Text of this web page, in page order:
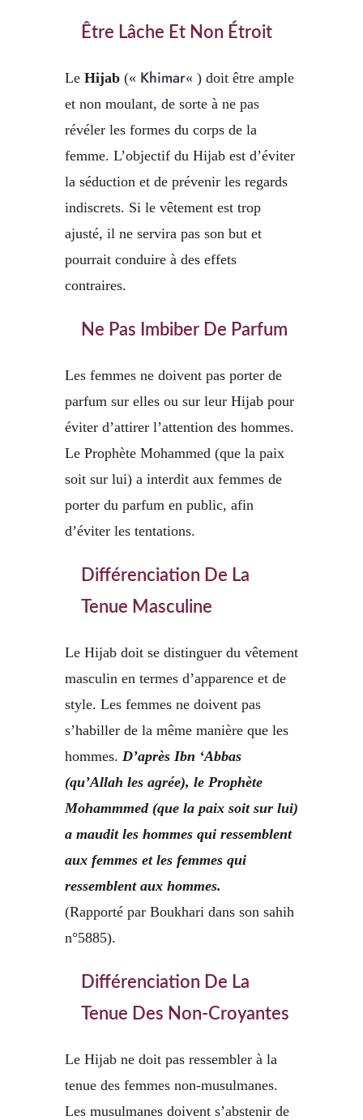
Être Lâche Et Non Étroit
Le Hijab (« Khimar« ) doit être ample
et non moulant, de sorte à ne pas
révéler les formes du corps de la
femme. L’objectif du Hijab est d’éviter
la séduction et de prévenir les regards
indiscrets. Si le vêtement est trop
ajusté, il ne servira pas son but et
pourrait conduire à des effets
contraires.
Ne Pas Imbiber De Parfum
Les femmes ne doivent pas porter de
parfum sur elles ou sur leur Hijab pour
éviter d’attirer l’attention des hommes.
Le Prophète Mohammed (que la paix
soit sur lui) a interdit aux femmes de
porter du parfum en public, afin
d’éviter les tentations.
Différenciation De La
Tenue Masculine
Le Hijab doit se distinguer du vêtement
masculin en termes d’apparence et de
style. Les femmes ne doivent pas
s’habiller de la même manière que les
hommes. D’après Ibn ‘Abbas
(qu’Allah les agrée), le Prophète
Mohammmed (que la paix soit sur lui)
a maudit les hommes qui ressemblent
aux femmes et les femmes qui
ressemblent aux hommes.
(Rapporté par Boukhari dans son sahih
n°5885).
Différenciation De La
Tenue Des Non-Croyantes
Le Hijab ne doit pas ressembler à la
tenue des femmes non-musulmanes.
Les musulmanes doivent s’abstenir de